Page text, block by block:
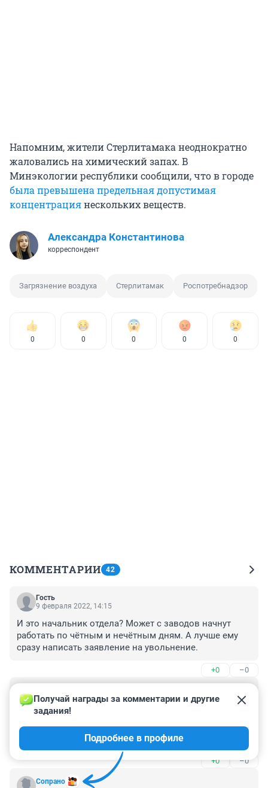
Напомним, жители Стерлитамака неоднократно
жаловались на химический запах. В
Минэкологии республики сообщили, что в городе
была превышена предельная допустимая
концентрациянескольких веществ.
Александра Константинова
корреспондент
Загрязнение воздуха Стерлитамак Роспотребнадзор
0 0 0 0 0
КОММЕНТАРИИ 42
Гость
9 февраля 2022, 14:15
И это начальник отдела? Может с заводов начнут
работать по чётным и нечётным дням. А лучше ему
сразу написать заявление на увольнение.
+0 –0
9 февраля 2022, 10:26
В городе вонь, дороги разбитые, снег не убран,
транспорт не ходит,цены и коррупция ростут... И
вовсем народ виноват?
+0 –0
Сопрано
Получай награды за комментарии и другие
задания!
Подробнее в профиле